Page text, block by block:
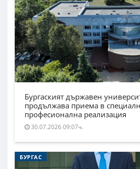
Бургаският държавен
продължава приема в
професионална реализация
30.07.2026 09:07ч.
БУРГАС